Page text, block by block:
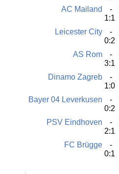
AC Mailand
1:1
Leicester City
0:2
AS Rom
3:1
Dinamo Zagreb
1:0
Bayer 04 Leverkusen
0:2
PSV Eindhoven
2:1
FC Brügge
0:1